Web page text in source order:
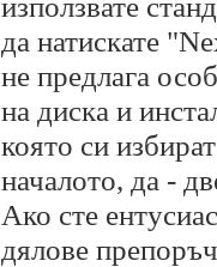
да натискате
не предлага
на диска и
която си
началото, да -
Ако сте
дялове